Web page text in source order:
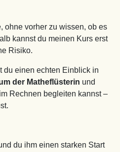
ohne vorher zu wissen, ob es
kannst du meinen Kurs erst
Risiko.
du einen echten Einblick in
der Matheflüsterin und
Rechnen begleiten kannst –
du ihm einen starken Start